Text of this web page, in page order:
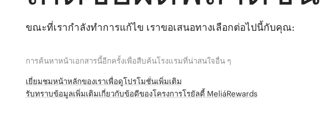
ขณะที่เรากำลังทำการแก้ไข เราขอเสนอทางเลือกต่อไปนี้กับคุณ:
การค้นหาหน้าเอกสารนี้อีกครั้งเพื่อสืบค้นโรงแรมที่น่าสนใจอื่น ๆ
เยี่ยมชมหน้าหลักของเราเพื่อดูโปรโมชั่นเพิ่มเติม
รับทราบข้อมูลเพิ่มเติมเกี่ยวกับข้อดีของโครงการโรยัลตี้ MeliáRewards